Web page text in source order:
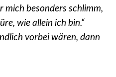
mich besonders schlimm,
wie allein ich bin.“
vorbei wären, dann